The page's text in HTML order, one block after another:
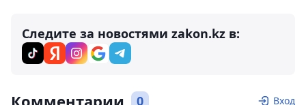
Следите за новостями zakon.kz в:
Комментарии 0 Вход